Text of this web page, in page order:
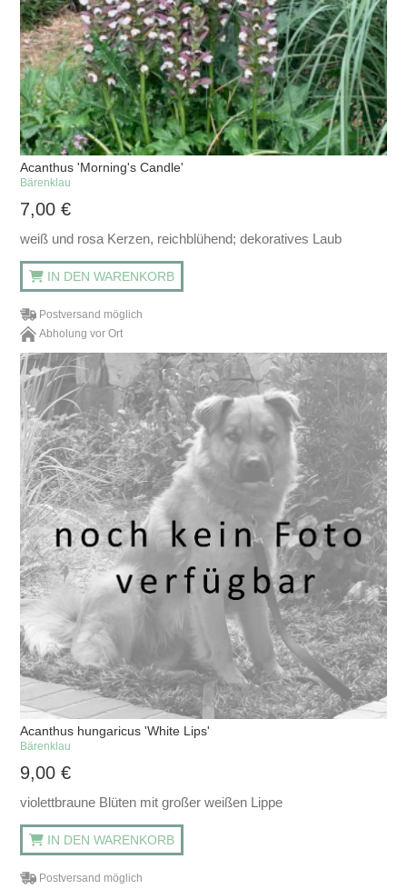
Acanthus 'Morning's Candle'
Bärenklau
7,00€
weiß und rosa Kerzen, reichblühend; dekoratives Laub
IN DEN WARENKORB
Postversand möglich
Abholung vor Ort
Acanthus hungaricus 'White Lips'
Bärenklau
9,00€
violettbraune Blüten mit großer weißen Lippe
IN DEN WARENKORB
Postversand möglich